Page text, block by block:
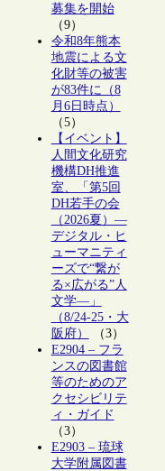
募集を開始
（9）
令和8年熊本
地震による文
化財等の被害
が83件に（8
月6日時点）
（5）
【イベント】
人間文化研究
機構DH推進
室、「第5回
DH若手の会
（2026夏）―
デジタル・ヒ
ューマニティ
ーズで“繋が
る×広がる”人
文学―」
（8/24-25・大
阪府）
（3）
E2904 – フラ
ンスの図書館
等のためのア
クセシビリテ
ィ・ガイド
（3）
E2903 – 琉球
大学附属図書